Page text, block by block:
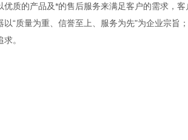
优质的产品及*的售后服务来满足客户的需求，
以“质量为重、信誉至上、服务为先"为企业宗旨
求。